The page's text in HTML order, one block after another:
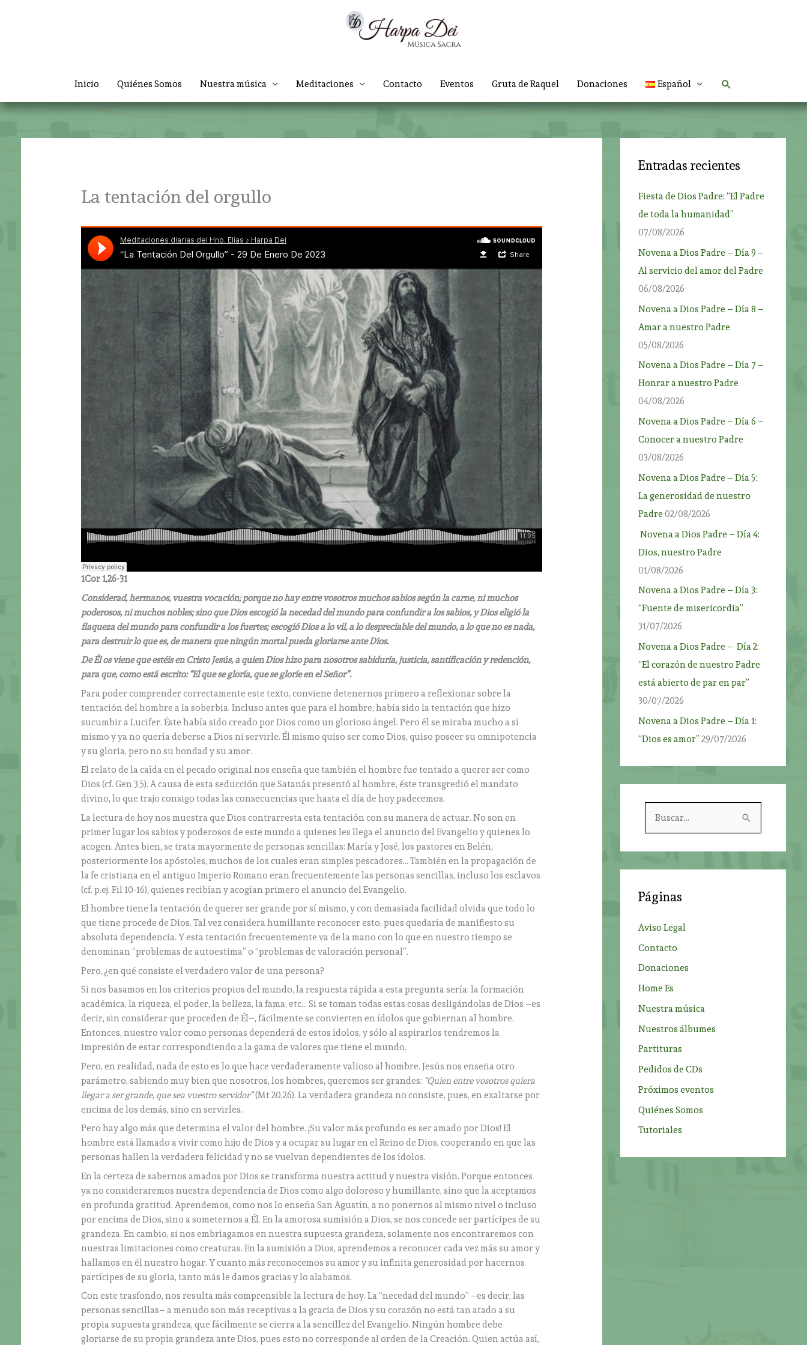
Inicio Quiénes Somos Nuestra música Meditaciones Contacto Eventos Gruta de Raquel Donaciones Español Buscar
La tentación del orgullo
1Cor 1,26-31
Considerad, hermanos, vuestra vocación; porque no hay entre vosotros muchos sabios según la carne, ni muchos
poderosos, ni muchos nobles; sino que Dios escogió la necedad del mundo para confundir a los sabios, y Dios eligió la
flaqueza del mundo para confundir a los fuertes; escogió Dios a lo vil, a lo despreciable del mundo, a lo que no es nada,
para destruir lo que es, de manera que ningún mortal pueda gloriarse ante Dios.
De Él os viene que estéis en Cristo Jesús, a quien Dios hizo para nosotros sabiduría, justicia, santificación y redención,
para que, como está escrito: “El que se gloría, que se gloríe en el Señor”.
Para poder comprender correctamente este texto, conviene detenernos primero a reflexionar sobre la
tentación del hombre a la soberbia. Incluso antes que para el hombre, había sido la tentación que hizo
sucumbir a Lucifer. Éste había sido creado por Dios como un glorioso ángel. Pero él se miraba mucho a sí
mismo y ya no quería deberse a Dios ni servirle. Él mismo quiso ser como Dios, quiso poseer su omnipotencia
y su gloria, pero no su bondad y su amor.
El relato de la caída en el pecado original nos enseña que también el hombre fue tentado a querer ser como
Dios (cf. Gen 3,5). A causa de esta seducción que Satanás presentó al hombre, éste transgredió el mandato
divino, lo que trajo consigo todas las consecuencias que hasta el día de hoy padecemos.
La lectura de hoy nos muestra que Dios contrarresta esta tentación con su manera de actuar. No son en
primer lugar los sabios y poderosos de este mundo a quienes les llega el anuncio del Evangelio y quienes lo
acogen. Antes bien, se trata mayormente de personas sencillas: María y José, los pastores en Belén,
posteriormente los apóstoles, muchos de los cuales eran simples pescadores… También en la propagación de
la fe cristiana en el antiguo Imperio Romano eran frecuentemente las personas sencillas, incluso los esclavos
(cf. p.ej. Fil 10-16), quienes recibían y acogían primero el anuncio del Evangelio.
El hombre tiene la tentación de querer ser grande por sí mismo, y con demasiada facilidad olvida que todo lo
que tiene procede de Dios. Tal vez considera humillante reconocer esto, pues quedaría de manifiesto su
absoluta dependencia. Y esta tentación frecuentemente va de la mano con lo que en nuestro tiempo se
denominan “problemas de autoestima” o “problemas de valoración personal”.
Pero, ¿en qué consiste el verdadero valor de una persona?
Si nos basamos en los criterios propios del mundo, la respuesta rápida a esta pregunta sería: la formación
académica, la riqueza, el poder, la belleza, la fama, etc… Si se toman todas estas cosas desligándolas de Dios –es
decir, sin considerar que proceden de Él–, fácilmente se convierten en ídolos que gobiernan al hombre.
Entonces, nuestro valor como personas dependerá de estos ídolos, y sólo al aspirarlos tendremos la
impresión de estar correspondiendo a la gama de valores que tiene el mundo.
Pero, en realidad, nada de esto es lo que hace verdaderamente valioso al hombre. Jesús nos enseña otro
parámetro, sabiendo muy bien que nosotros, los hombres, queremos ser grandes: “Quien entre vosotros quiera
llegar a ser grande, que sea vuestro servidor”(Mt 20,26). La verdadera grandeza no consiste, pues, en exaltarse por
encima de los demás, sino en servirles.
Pero hay algo más que determina el valor del hombre. ¡Su valor más profundo es ser amado por Dios! El
hombre está llamado a vivir como hijo de Dios y a ocupar su lugar en el Reino de Dios, cooperando en que las
personas hallen la verdadera felicidad y no se vuelvan dependientes de los ídolos.
En la certeza de sabernos amados por Dios se transforma nuestra actitud y nuestra visión. Porque entonces
ya no consideraremos nuestra dependencia de Dios como algo doloroso y humillante, sino que la aceptamos
en profunda gratitud. Aprendemos, como nos lo enseña San Agustín, a no ponernos al mismo nivel o incluso
por encima de Dios, sino a someternos a Él. En la amorosa sumisión a Dios, se nos concede ser partícipes de su
grandeza. En cambio, si nos embriagamos en nuestra supuesta grandeza, solamente nos encontraremos con
nuestras limitaciones como creaturas. En la sumisión a Dios, aprendemos a reconocer cada vez más su amor y
hallamos en él nuestro hogar. Y cuanto más reconocemos su amor y su infinita generosidad por hacernos
partícipes de su gloria, tanto más le damos gracias y lo alabamos.
Con este trasfondo, nos resulta más comprensible la lectura de hoy. La “necedad del mundo” –es decir, las
personas sencillas– a menudo son más receptivas a la gracia de Dios y su corazón no está tan atado a su
propia supuesta grandeza, que fácilmente se cierra a la sencillez del Evangelio. Ningún hombre debe
gloriarse de su propia grandeza ante Dios, pues esto no corresponde al orden de la Creación. Quien actúa así,
Entradas recientes
Fiesta de Dios Padre: “El Padre
de toda la humanidad”
07/08/2026
Novena a Dios Padre – Día 9 –
Al servicio del amor del Padre
06/08/2026
Novena a Dios Padre – Día 8 –
Amar a nuestro Padre
05/08/2026
Novena a Dios Padre – Día 7 –
Honrar a nuestro Padre
04/08/2026
Novena a Dios Padre – Día 6 –
Conocer a nuestro Padre
03/08/2026
Novena a Dios Padre – Día 5:
La generosidad de nuestro
Padre 02/08/2026
Novena a Dios Padre – Día 4:
Dios, nuestro Padre
01/08/2026
Novena a Dios Padre – Día 3:
“Fuente de misericordia”
31/07/2026
Novena a Dios Padre – Día 2:
“El corazón de nuestro Padre
está abierto de par en par”
30/07/2026
Novena a Dios Padre – Día 1:
“Dios es amor” 29/07/2026
r
:
Páginas
Aviso Legal
Contacto
Donaciones
Home Es
Nuestra música
Nuestros álbumes
Partituras
Pedidos de CDs
Próximos eventos
Quiénes Somos
Tutoriales